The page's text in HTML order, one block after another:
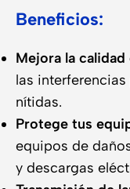
Beneficios:
Mejora la calidad
las
nítidas.
Protege tus
equipos de
y descargas